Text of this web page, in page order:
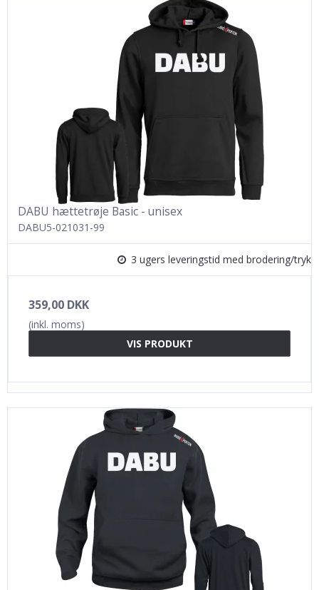
DABU hættetrøje Basic - unisex
DABU5-021031-99
3 ugers leveringstid med brodering/tryk
359,00 DKK
(inkl. moms)
VIS PRODUKT